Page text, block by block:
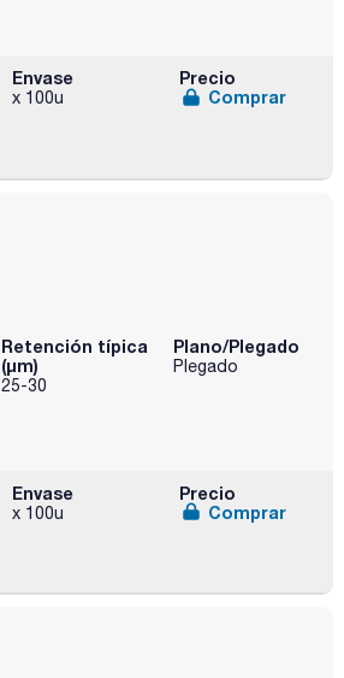
Envase
x 100u
Precio
Comprar
Retención típica
(µm)
25-30
Plano/Plegado
Plegado
Envase
x 100u
Precio
Comprar